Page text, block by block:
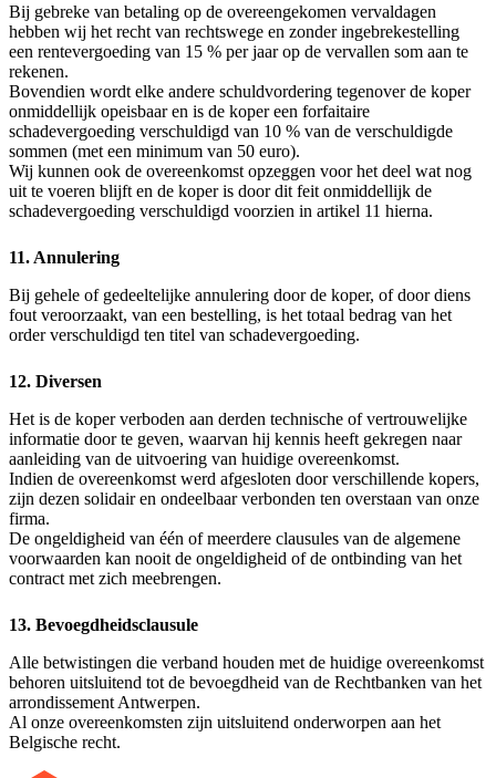
Bij gebreke van betaling op de overeengekomen vervaldagen
hebben wij het recht van rechtswege en zonder ingebrekestelling
een rentevergoeding van 15 % per jaar op de vervallen som aan te
rekenen.
Bovendien wordt elke andere schuldvordering tegenover de koper
onmiddellijk opeisbaar en is de koper een forfaitaire
schadevergoeding verschuldigd van 10 % van de verschuldigde
sommen (met een minimum van 50 euro).
Wij kunnen ook de overeenkomst opzeggen voor het deel wat nog
uit te voeren blijft en de koper is door dit feit onmiddellijk de
schadevergoeding verschuldigd voorzien in artikel 11 hierna.
11. Annulering
Bij gehele of gedeeltelijke annulering door de koper, of door diens
fout veroorzaakt, van een bestelling, is het totaal bedrag van het
order verschuldigd ten titel van schadevergoeding.
12. Diversen
Het is de koper verboden aan derden technische of vertrouwelijke
informatie door te geven, waarvan hij kennis heeft gekregen naar
aanleiding van de uitvoering van huidige overeenkomst.
Indien de overeenkomst werd afgesloten door verschillende kopers,
zijn dezen solidair en ondeelbaar verbonden ten overstaan van onze
firma.
De ongeldigheid van één of meerdere clausules van de algemene
voorwaarden kan nooit de ongeldigheid of de ontbinding van het
contract met zich meebrengen.
13. Bevoegdheidsclausule
Alle betwistingen die verband houden met de huidige overeenkomst
behoren uitsluitend tot de bevoegdheid van de Rechtbanken van het
arrondissement Antwerpen.
Al onze overeenkomsten zijn uitsluitend onderworpen aan het
Belgische recht.